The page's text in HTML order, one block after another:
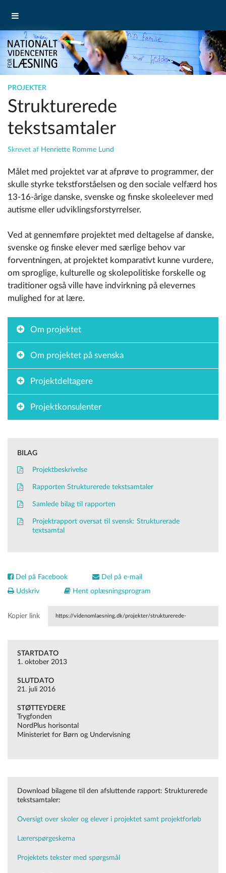
PROJEKTER
Strukturerede
tekstsamtaler
Skrevet af Henriette Romme Lund
Målet med projektet var at afprøve to programmer, der
skulle styrke tekstforståelsen og den sociale velfærd hos
13-16-årige danske, svenske og finske skoleelever med
autisme eller udviklingsforstyrrelser.
Ved at gennemføre projektet med deltagelse af danske,
svenske og finske elever med særlige behov var
forventningen, at projektet komparativt kunne vurdere,
om sproglige, kulturelle og skolepolitiske forskelle og
traditioner også ville have indvirkning på elevernes
mulighed for at lære.
Om projektet
Om projektet på svenska
Projektdeltagere
Projektkonsulenter
BILAG
Projektbeskrivelse
Rapporten Strukturerede tekstsamtaler
Samlede bilag til rapporten
Projektrapport oversat til svensk: Strukturerade
textsamtal
Del på Facebook
Del på e-mail
Udskriv
Hent oplæsningsprogram
Kopier link https://videnomlaesning.dk/projekter/strukturerede-
STARTDATO
1. oktober 2013
SLUTDATO
21. juli 2016
STØTTEYDERE
Trygfonden
NordPlus horisontal
Ministeriet for Børn og Undervisning
Download bilagene til den afsluttende rapport: Strukturerede
tekstsamtaler:
Oversigt over skoler og elever i projektet samt projektforløb
Lærerspørgeskema
Projektets tekster med spørgsmål